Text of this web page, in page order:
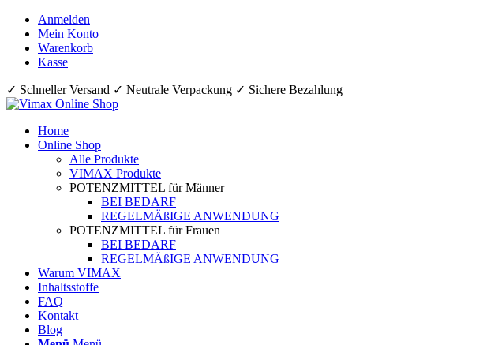
Anmelden
Mein Konto
Warenkorb
Kasse
✓ Schneller Versand ✓ Neutrale Verpackung ✓ Sichere Bezahlung
Home
Online Shop
Alle Produkte
VIMAX Produkte
POTENZMITTEL für Männer
BEI BEDARF
REGELMÄßIGE ANWENDUNG
POTENZMITTEL für Frauen
BEI BEDARF
REGELMÄßIGE ANWENDUNG
Warum VIMAX
Inhaltsstoffe
FAQ
Kontakt
Blog